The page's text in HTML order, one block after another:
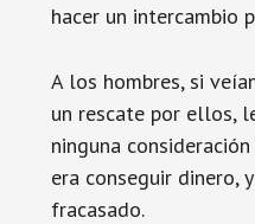
hacer un intercambio
A los hombres, si
un rescate por ellos,
ninguna
era conseguir dinero,
fracasado.